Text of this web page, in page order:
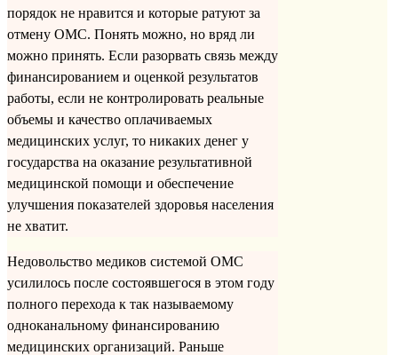
порядок не нравится и которые ратуют за
отмену ОМС. Понять можно, но вряд ли
можно принять. Если разорвать связь между
финансированием и оценкой результатов
работы, если не контролировать реальные
объемы и качество оплачиваемых
медицинских услуг, то никаких денег у
государства на оказание результативной
медицинской помощи и обеспечение
улучшения показателей здоровья населения
не хватит.
Недовольство медиков системой ОМС
усилилось после состоявшегося в этом году
полного перехода к так называемому
одноканальному финансированию
медицинских организаций. Раньше